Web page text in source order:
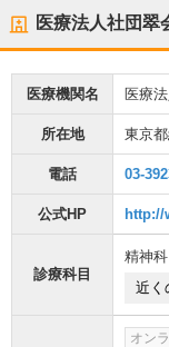
医療法人社団翠
医療機関名 医療
所在地 東京
電話 03-
公式HP
診療科目
精神科
近く
オン